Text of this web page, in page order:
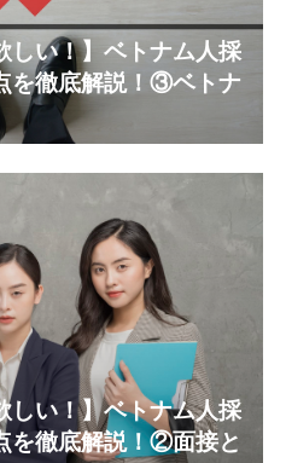
しい！】ベトナム人採
を徹底解説！③ベトナ
しい！】ベトナム人採
を徹底解説！②面接と